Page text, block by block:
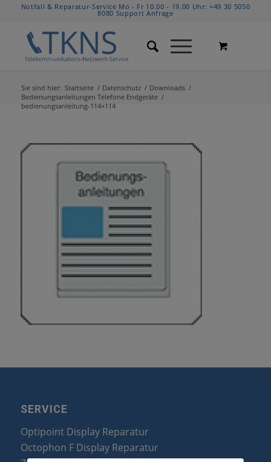
Notfall & Reparatur-Service Mo - Fr 10.00 - 19.00 Uhr:+49 30 5050
8080 Support Anfrage
Sie sind hier: Startseite / Datenschutz / Downloads /
Bedienungsanleitungen Telefone Endgeräte /
bedienungsanleitung-114×114
SERVICE
Optipoint Display Reparatur
Octophon F Display Reparatur